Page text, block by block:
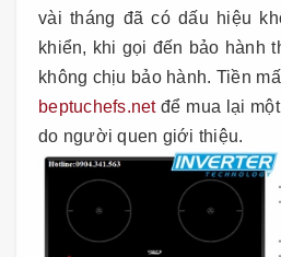
vài tháng đã có dấu hiệu
khiển, khi gọi đến bảo hành
không chịu bảo hành. Tiền
beptuchefs.netđể mua lại
do người quen giới thiệu.